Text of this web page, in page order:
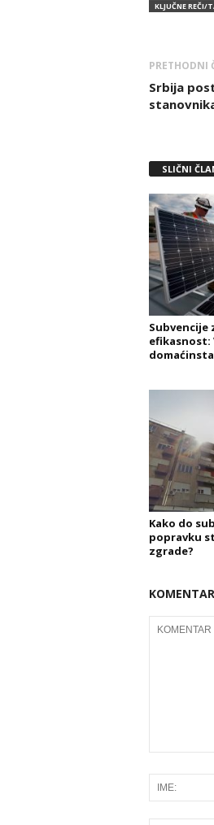
KLJUČNE REČI/
PRETHODNI
Srbija
SLIČNI
Subvencije
efikasnost:
Kako do
popravku
zgrade?